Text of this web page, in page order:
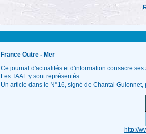
France Outre - Mer
Ce journal d'actualités et d'information consacre
Les TAAF y sont représentés.
Un article dans le N°16, signé de Chantal
http://